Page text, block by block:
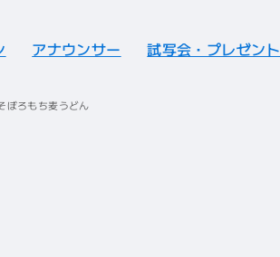
アナウンサー 試写会・プレゼント
ぼろもち麦うどん